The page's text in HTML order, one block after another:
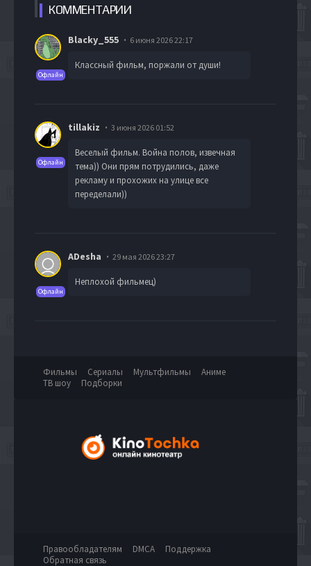
КОММЕНТАРИИ
Офлайн
Blacky_555 6 июня 2026 22:17
Классный фильм, поржали от души!
Офлайн
tillakiz 3 июня 2026 01:52
Веселый фильм. Война полов, извечная
тема)) Они прям потрудились, даже
рекламу и прохожих на улице все
переделали))
Офлайн
ADesha 29 мая 2026 23:27
Неплохой фильмец)
Фильмы Сериалы Мультфильмы
Аниме
ТВ шоу
Подборки
Правообладателям DMCA
Поддержка
Обратная связь